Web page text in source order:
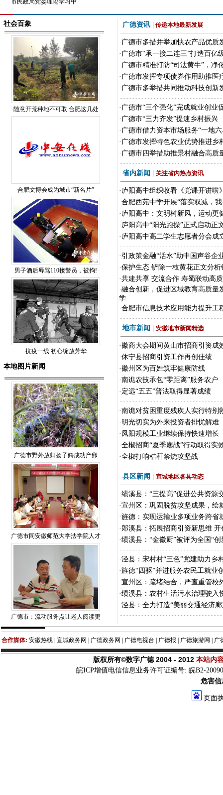
市民政局党委理论学习中
社会百象
随意开荒种地不可取 合肥这几处
合肥文博会成为城市“新名片”
男子酒后辱骂110接警员，被拘!
抗疫一线 初心绽放芳华
本地图片新闻
广德市野外放归扬子鳄成功产卵
广德市同安徽师范大学法学院人才
广德市：流动服务点让老人阅读更
广德资讯 传递本地最新发展
· 广德市多措并举加快农产品优质
· 广德市“承一接二连三”打造百亿
· 广德市精准打防“司法黄牛”，净
· 广德市发挥专项债券作用助推医
· 广德市多举措共同推动科技创新
· 广德市“三个强化”完成就业创业
· 广德市“三力齐发”提速乡村振兴
· 广德市借力资本市场服务“一地
· 广德市发挥特色农业优势推进乡
· 广德市四举措助推景村融合高质
省内新闻 关注省内热点资讯
· 庐阳高中组织收看《党课开讲啦
·合肥西苑中学开展“落实双减，
· 庐阳高中：文明树新风，运动更
· 庐阳高中“阳光跑操”正式启动正
· 庐阳高中高二学生志愿者分会成
· 引政策金融“活水”助中国声谷企
·保护生态 铲除一枝黄花正文分析
·共建共享 交流合作 寿蜀联动高
·融合创新，促进区域教育高质
学
·合肥市信息技术应用能力提升工
地市新闻 安徽地市新闻精选
·徽商大会期间黄山市招商引资成
·休宁县招商引资工作再创佳绩
·徽州区为百姓筑牢健康防线
·南谯农技承包“零距离”服务农户
· 定远“五五”普法取得显著成绩
·南谯对贫困重度残疾人实行特别
· 明光切实为外来投资者排忧解难
· 凤阳规模工业继续保持快速增长
·全椒招商“夏季鏖战”行动取得实
·全椒打响秸秆禁烧攻坚战
县区新闻 宣城地区各县动态
·绩溪县：“三提高”促进公共资源
·宣州区：巩固脱贫攻坚成果，绘
·旌德：实现运输业多项业务跨省
·郎溪县：拓展招商引资新思维
·绩溪县：“金徽厨”被评为全国“
·泾县：宋村村“三色”党建助力乡
·旌德“四驱”并进服务农民工就业
·宣州区：疏堵结合，严查重管校
·绩溪县：农村生活污水治理驶入
·泾县：全力打造“美丽交通经济廊
合作媒体: 安徽热线 | 宣城政务网 | 广德政务网 | 广德电视台 | 广德报 | 广德旅游网 | 广
版权所有©数字广德 2004 - 2012 本站内
皖ICP增值电信信息业务许可证编号: 皖B2-
危害信
页面